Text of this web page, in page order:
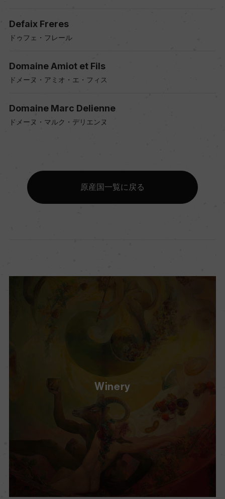
Defaix Freres
ドゥフェ・フレール
Domaine Amiot et Fils
ドメーヌ・アミオ・エ・フィス
Domaine Marc Delienne
ドメーヌ・マルク・デリエンヌ
原産国一覧に戻る
Winery